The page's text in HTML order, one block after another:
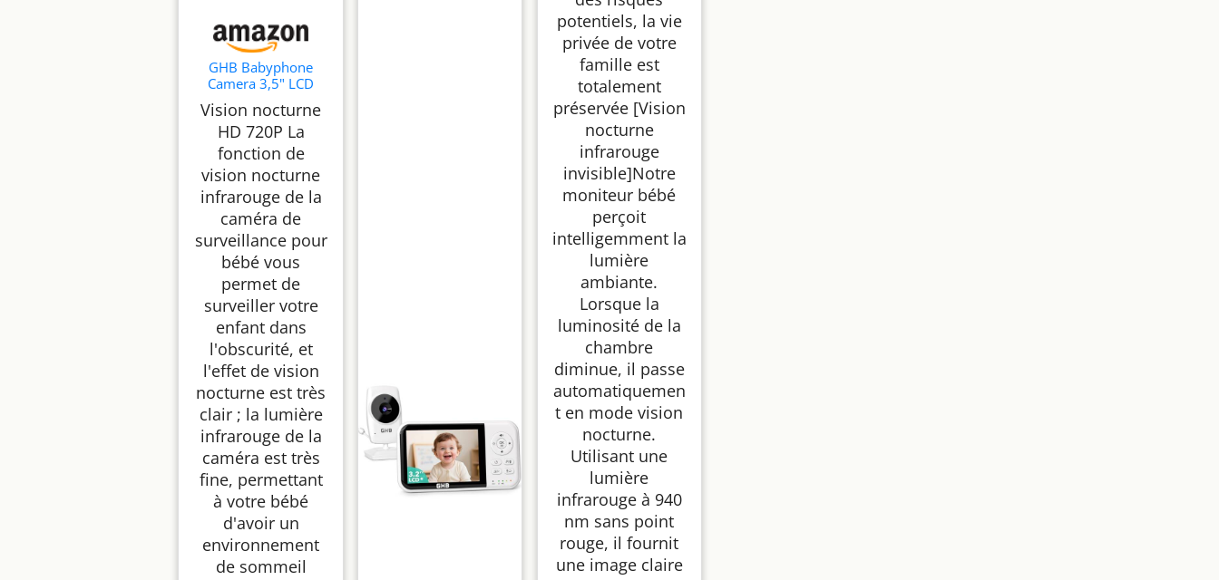
GHB Babyphone
Camera 3,5" LCD
sans WiFi 8
Berceuses Vision
Nocturne VOX
Vision nocturne
HD 720P La
fonction de
vision nocturne
infrarouge de la
caméra de
surveillance pour
bébé vous
permet de
surveiller votre
enfant dans
l'obscurité, et
l'effet de vision
nocturne est très
clair ; la lumière
infrarouge de la
caméra est très
fine, permettant
à votre bébé
d'avoir un
environnement
de sommeil
potentiels, la vie
privée de votre
famille est
totalement
préservée [Vision
nocturne
infrarouge
invisible]Notre
moniteur bébé
perçoit
intelligemment la
lumière
ambiante.
Lorsque la
luminosité de la
chambre
diminue, il passe
automatiquemen
t en mode vision
nocturne.
Utilisant une
lumière
infrarouge à 940
nm sans point
rouge, il fournit
une image claire